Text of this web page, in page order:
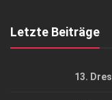
Letzte Beiträge
13.